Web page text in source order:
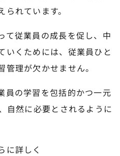
れています。
て従業員の成長を促し、中
いくためには、従業員ひと
理が欠かせません。
員の学習を包括的かつ一元
自然に必要とされるように
に詳しく